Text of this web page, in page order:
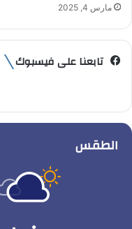
مارس 4, 2025
تابعنا على فيسبوك
الطقس